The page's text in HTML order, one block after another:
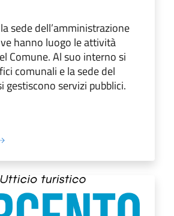
sede dell’amministrazione
hanno luogo le attività
Comune. Al suo interno si
comunali e la sede del
gestiscono servizi pubblici.